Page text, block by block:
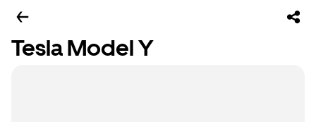
Tesla Model Y